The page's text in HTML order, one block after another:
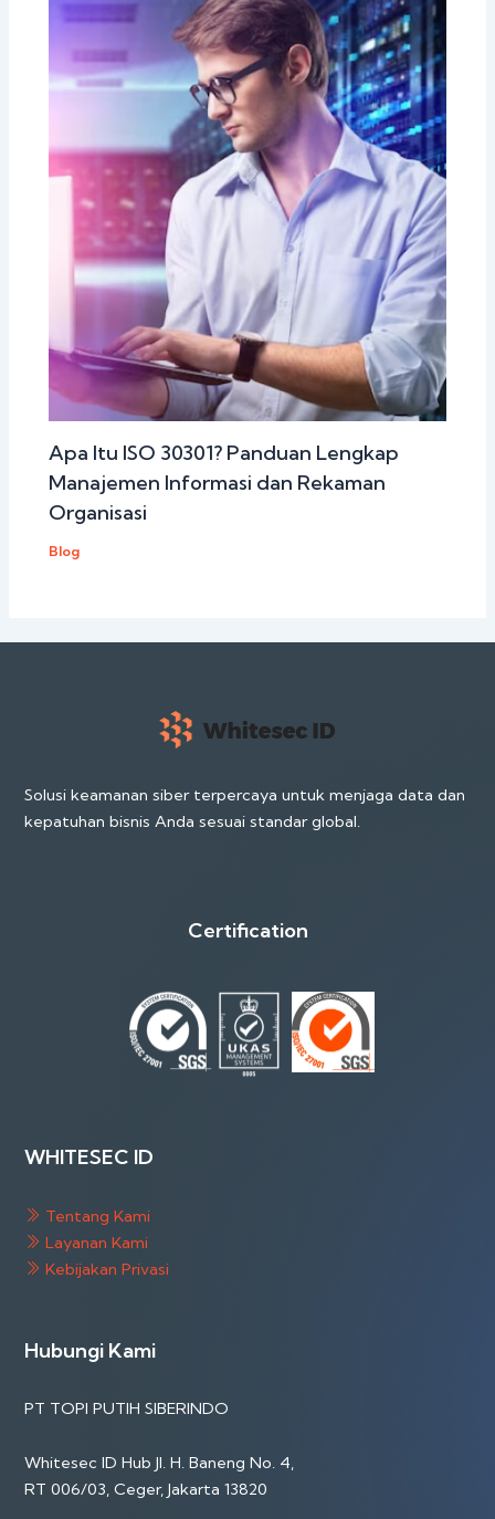
Apa Itu ISO 30301? Panduan Lengkap
Manajemen Informasi dan Rekaman
Organisasi
Blog
Solusi keamanan siber terpercaya untuk menjaga data dan
kepatuhan bisnis Anda sesuai standar global.
Certification
WHITESEC ID
Tentang Kami
Layanan Kami
Kebijakan Privasi
Hubungi Kami
PT TOPI PUTIH SIBERINDO
Whitesec ID Hub Jl. H. Baneng No. 4,
RT 006/03, Ceger, Jakarta 13820